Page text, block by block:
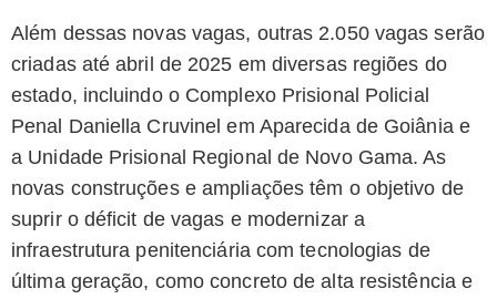
Além dessas novas vagas, outras 2.050 vagas serão
criadas até abril de 2025 em diversas regiões do
estado, incluindo o Complexo Prisional Policial
Penal Daniella Cruvinel em Aparecida de Goiânia e
a Unidade Prisional Regional de Novo Gama. As
novas construções e ampliações têm o objetivo de
suprir o déficit de vagas e modernizar a
infraestrutura penitenciária com tecnologias de
última geração, como concreto de alta resistência e